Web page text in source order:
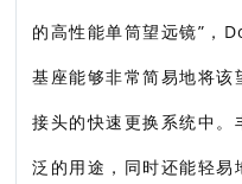
的高性能单筒望远镜”，
基座能够非常简易地将该
接头的快速更换系统中
泛的用途，同时还能轻易